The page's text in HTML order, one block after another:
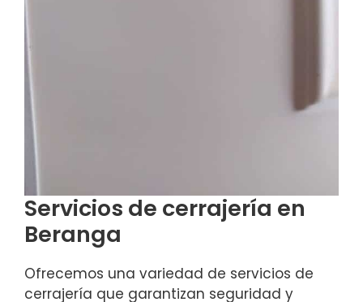
Servicios de cerrajería en
Beranga
Ofrecemos una variedad de servicios de
cerrajería que garantizan seguridad y